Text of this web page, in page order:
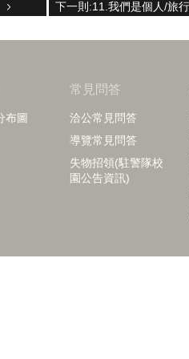
布圖
常見問答
洽公常見問答
導覽常見問答
失物招領(駐警隊校
園公告資訊)